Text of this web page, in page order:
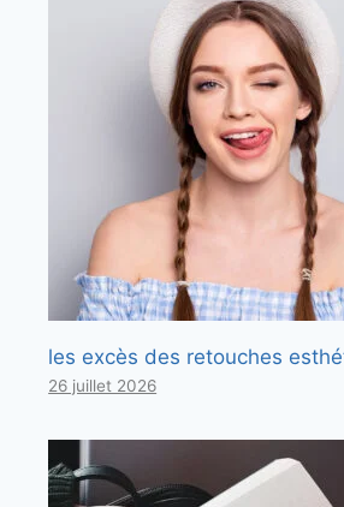
les excès des retouches
26 juillet 2026